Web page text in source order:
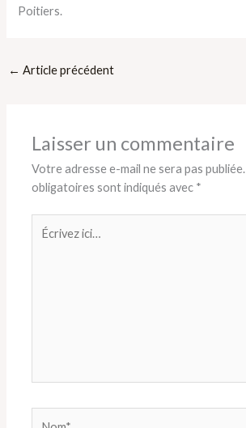
Poitiers.
← Article précédent
Laisser un commentaire
Votre adresse e-mail ne sera pas publiée.
obligatoires sont indiqués avec *
ici…